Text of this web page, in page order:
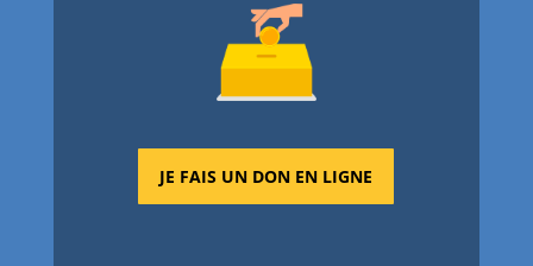
JE FAIS UN DON EN LIGNE